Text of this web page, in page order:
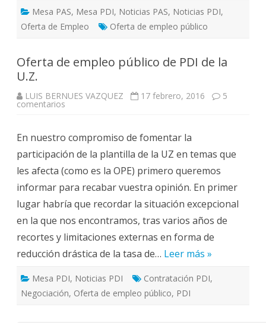
Mesa PAS, Mesa PDI, Noticias PAS, Noticias PDI,
Oferta de Empleo
Oferta de empleo público
Oferta de empleo público de PDI de la
U.Z.
LUIS BERNUES VAZQUEZ 17 febrero, 2016 5
comentarios
público
de
PDI
de
la
U.Z.
En nuestro compromiso de fomentar la
participación de la plantilla de la UZ en temas que
les afecta (como es la OPE) primero queremos
informar para recabar vuestra opinión. En primer
lugar habría que recordar la situación excepcional
en la que nos encontramos, tras varios años de
recortes y limitaciones externas en forma de
reducción drástica de la tasa de… Leer más »
Mesa PDI, Noticias PDI Contratación PDI,
Negociación, Oferta de empleo público, PDI